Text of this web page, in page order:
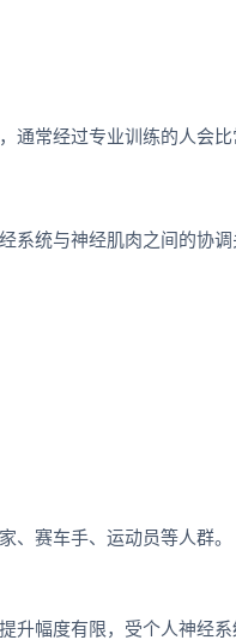
常经过专业训练的人会比
统与神经肌肉之间的协
、赛车手、运动员等人群。
幅度有限，受个人神经系